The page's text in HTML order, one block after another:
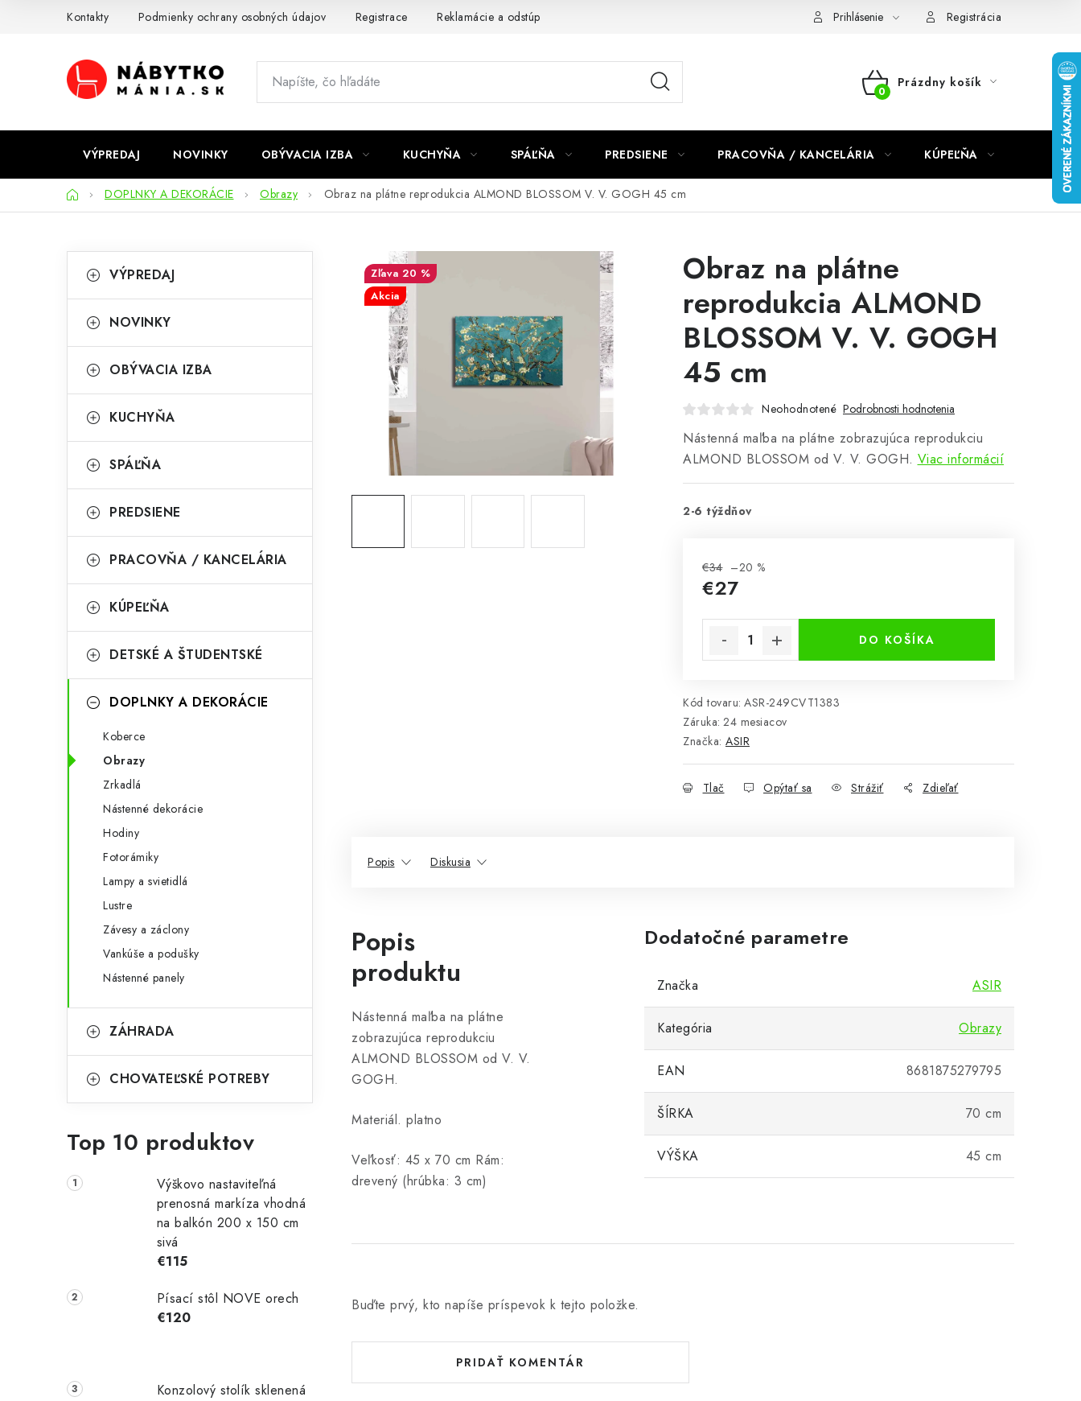
Kontakty Podmienky ochrany osobných údajov Registrace Reklamácie a odstúpenie od zmluvy Prihlásenie Registrácia
NÁKUPNÝ
Prázdny košík
VÝPREDAJ NOVINKY OBÝVACIA IZBA KUCHYŇA SPÁĽŇA PREDSIENE PRACOVŇA / KANCELÁRIA KÚPEĽŇA
DomovDOPLNKY A DEKORÁCIE Obrazy Obraz na plátne reprodukcia ALMOND BLOSSOM V. V. GOGH 45 cm
o
n
ý
a
n
l
kategórie
a
e
ó
i
VÝPREDAJ
NOVINKY
OBÝVACIA IZBA
KUCHYŇA
SPÁĽŇA
PREDSIENE
PRACOVŇA / KANCELÁRIA
KÚPEĽŇA
DETSKÉ A ŠTUDENTSKÉ
DOPLNKY A DEKORÁCIE
Koberce
Obrazy
Zrkadlá
Nástenné dekorácie
Hodiny
Fotorámiky
Lampy a svietidlá
Lustre
Závesy a záclony
Vankúše a podušky
Nástenné panely
ZÁHRADA
CHOVATEĽSKÉ POTREBY
Top 10 produktov
Výškovo nastaviteľná
prenosná markíza vhodná
na balkón 200 x 150 cm
sivá
€115
Písací stôl NOVE orech
€120
Konzolový stolík sklenená
Obraz na plátne
reprodukcia ALMOND
BLOSSOM V. V. GOGH
45 cm
Neohodnotené Podrobnosti hodnotenia
Nástenná maľba na plátne zobrazujúca reprodukciu
ALMOND BLOSSOM od V. V. GOGH. Viac informácií
2-6 týždňov
€34 –20 %
€27
DO KOŠÍKA
Kód tovaru: ASR-249CVT1383
Záruka: 24 mesiacov
Značka: ASIR
Tlač Opýtať sa Strážiť Zdieľať
20 %
Akcia
Popis Diskusia
Popis
produktu
Nástenná maľba na plátne
zobrazujúca reprodukciu
ALMOND BLOSSOM od V. V.
GOGH.
Materiál. platno
Veľkosť: 45 x 70 cm Rám:
drevený (hrúbka: 3 cm)
Dodatočné parametre
Značka ASIR
Kategória Obrazy
EAN 8681875279795
ŠÍRKA 70 cm
VÝŠKA 45 cm
Buďte prvý, kto napíše príspevok k tejto položke.
PRIDAŤ KOMENTÁR